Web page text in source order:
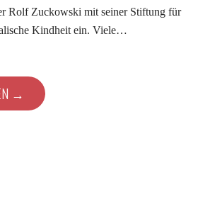
Rolf Zuckowski mit seiner Stiftung für
Kindheit ein. Viele…
→